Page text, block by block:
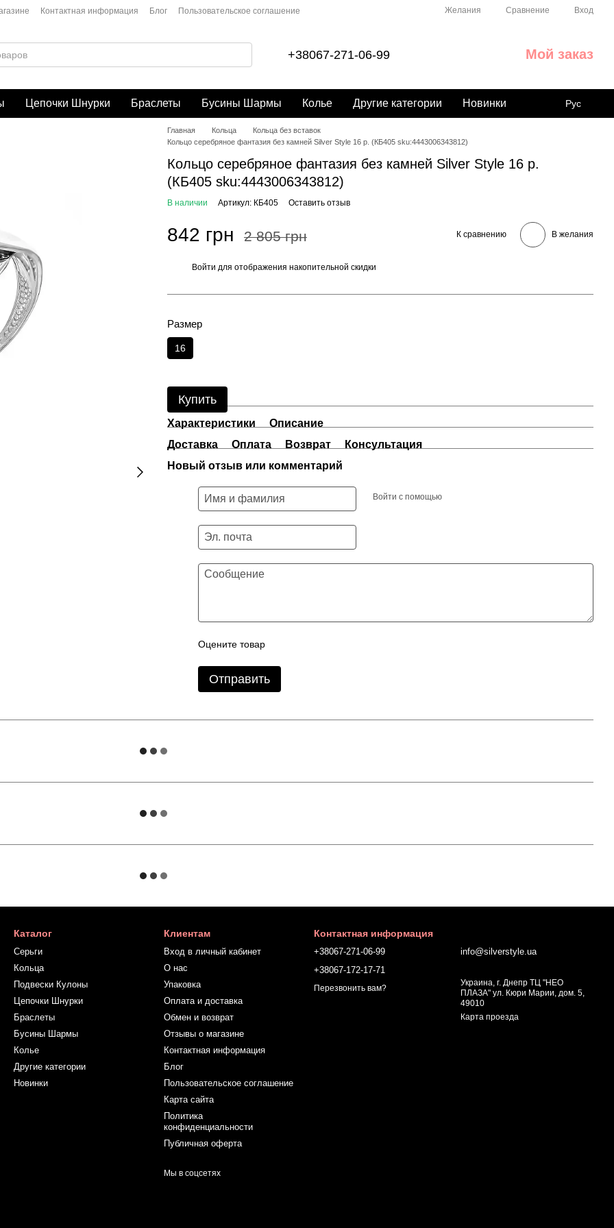
Контактная информация Блог Пользовательское соглашение Желания Сравнение Вход
+38067-271-06-99 Мой заказ
Цепочки Шнурки Браслеты Бусины Шармы Колье Другие категории Новинки Рус
Главная Кольца
Кольца без вставок
Кольцо серебряное фантазия без камней Silver Style 16 р. (КБ405 sku:4443006343812)
Кольцо серебряное фантазия без камней Silver Style 16 р.
(КБ405 sku:4443006343812)
В наличии Артикул: КБ405 Оставить отзыв
842 грн 2 805 грн К сравнению В желания
Войти для отображения накопительной скидки
Размер
16
Купить
Характеристики
Описание
Доставка
Оплата Возврат
Консультация
Новый отзыв или комментарий
Войти с помощью
Оцените товар
Отправить
Каталог
Серьги
Кольца
Подвески Кулоны
Цепочки Шнурки
Браслеты
Бусины Шармы
Колье
Другие категории
Новинки
Клиентам
Вход в личный кабинет
О нас
Упаковка
Оплата и доставка
Обмен и возврат
Отзывы о магазине
Контактная информация
Блог
Пользовательское соглашение
Карта сайта
Политика
конфиденциальности
Публичная оферта
Мы в соцсетях
Контактная информация
+38067-271-06-99
+38067-172-17-71
Перезвонить вам?
info@silverstyle.ua
Украина, г. Днепр ТЦ "НЕО
ПЛАЗА" ул. Кюри Марии, дом. 5,
49010
Карта проезда